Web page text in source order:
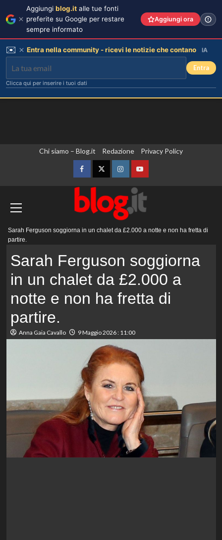
Chi siamo – Blog.it Redazione Privacy Policy
FacebookTwitterInstagramYouTube
principale
Sarah Ferguson soggiorna in un chalet da £2.000 a notte e non ha fretta di
partire.
Sarah Ferguson soggiorna
in un chalet da £2.000 a
notte e non ha fretta di
partire.
Anna Gaia Cavallo 9 Maggio 2026 : 11:00
Aggiungi blog.it alle tue fonti
preferite su Google per restare
sempre informato
Aggiungi ora
✉️ Entra nella community - ricevi le notizie che contano IA
Entra
Clicca qui per inserire i tuoi dati